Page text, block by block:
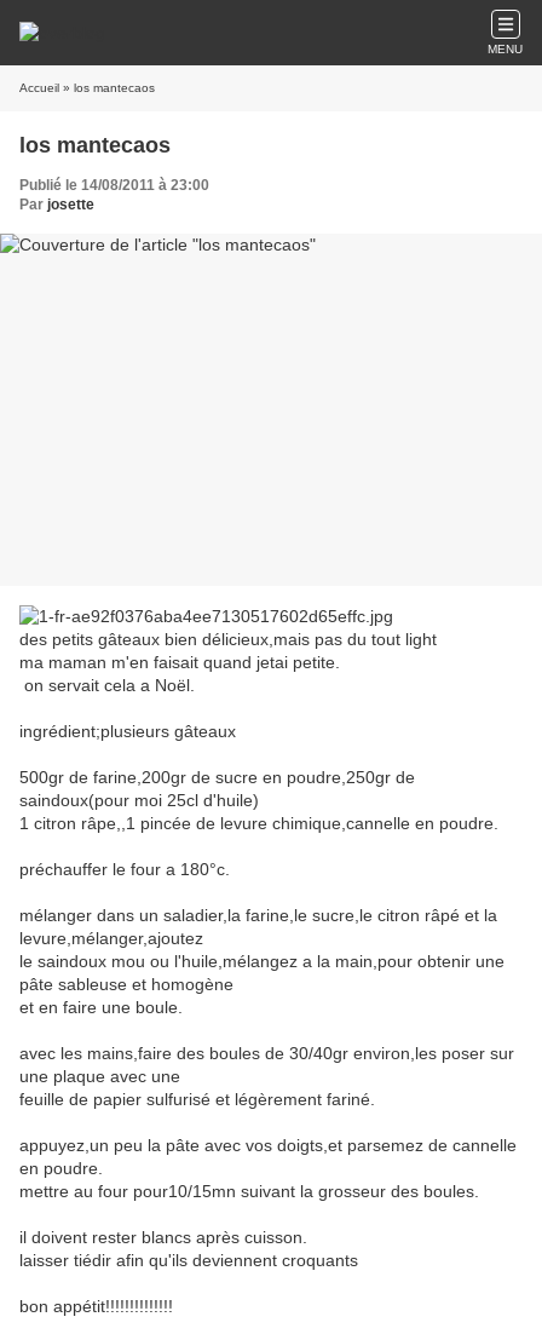
MENU
Accueil » los mantecaos
los mantecaos
Publié le 14/08/2011 à 23:00
Par josette
des petits gâteaux bien délicieux,mais pas du tout light
ma maman m'en faisait quand jetai petite.
on servait cela a Noël.
ingrédient;plusieurs gâteaux
500gr de farine,200gr de sucre en poudre,250gr de
saindoux(pour moi 25cl d'huile)
1 citron râpe,,1 pincée de levure chimique,cannelle en poudre.
préchauffer le four a 180°c.
mélanger dans un saladier,la farine,le sucre,le citron râpé et la
levure,mélanger,ajoutez
le saindoux mou ou l'huile,mélangez a la main,pour obtenir une
pâte sableuse et homogène
et en faire une boule.
avec les mains,faire des boules de 30/40gr environ,les poser sur
une plaque avec une
feuille de papier sulfurisé et légèrement fariné.
appuyez,un peu la pâte avec vos doigts,et parsemez de cannelle
en poudre.
mettre au four pour10/15mn suivant la grosseur des boules.
il doivent rester blancs après cuisson.
laisser tiédir afin qu'ils deviennent croquants
bon appétit!!!!!!!!!!!!!!